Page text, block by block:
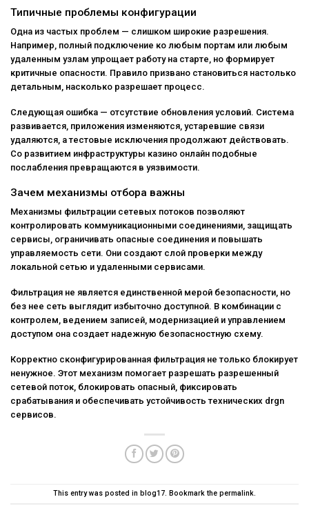
Типичные проблемы конфигурации
Одна из частых проблем — слишком широкие разрешения.
Например, полный подключение ко любым портам или любым
удаленным узлам упрощает работу на старте, но формирует
критичные опасности. Правило призвано становиться настолько
детальным, насколько разрешает процесс.
Следующая ошибка — отсутствие обновления условий. Система
развивается, приложения изменяются, устаревшие связи
удаляются, а тестовые исключения продолжают действовать.
Со развитием инфраструктуры казино онлайн подобные
послабления превращаются в уязвимости.
Зачем механизмы отбора важны
Механизмы фильтрации сетевых потоков позволяют
контролировать коммуникационными соединениями, защищать
сервисы, ограничивать опасные соединения и повышать
управляемость сети. Они создают слой проверки между
локальной сетью и удаленными сервисами.
Фильтрация не является единственной мерой безопасности, но
без нее сеть выглядит избыточно доступной. В комбинации с
контролем, ведением записей, модернизацией и управлением
доступом она создает надежную безопасностную схему.
Корректно сконфигурированная фильтрация не только блокирует
ненужное. Этот механизм помогает разрешать разрешенный
сетевой поток, блокировать опасный, фиксировать
срабатывания и обеспечивать устойчивость технических drgn
сервисов.
This entry was posted in blog17. Bookmark the permalink.